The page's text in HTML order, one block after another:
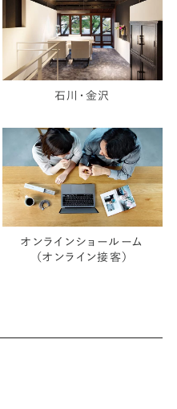
石川・金沢
オンラインショールーム
（オンライン接客）